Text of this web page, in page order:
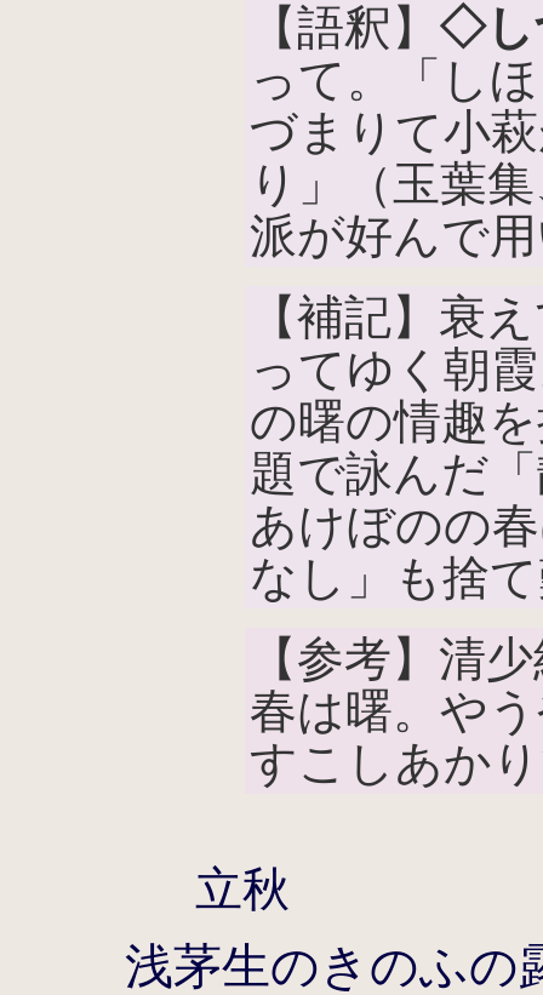
【語釈】 ◇し
って。「し
づまりて小
り」（玉葉
派が好んで
【補記】衰
ってゆく朝
の曙の情趣
題で詠んだ
あけぼのの
なし」も捨
【参考】清
春は曙。や
すこしあか
立秋
浅茅生のきのふの